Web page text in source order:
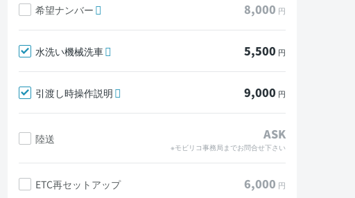
希望ナンバー 8,000 円
水洗い機械洗車 5,500 円
引渡し時操作説明 9,000 円
陸送 ASK
※モビリコ事務局までお問合せ下さい
ETC再セットアップ 6,000 円